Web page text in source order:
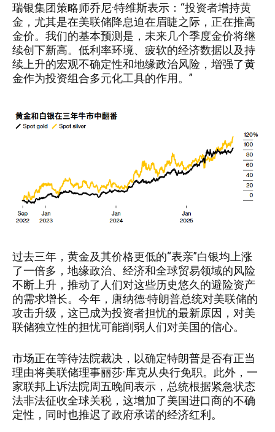
瑞银集团策略师乔尼·特维斯表示：“投资者增持黄
金，尤其是在美联储降息迫在眉睫之际，正在推高
金价。我们的基本预测是，未来几个季度金价将继
续创下新高。低利率环境、疲软的经济数据以及持
续上升的宏观不确定性和地缘政治风险，增强了黄
金作为投资组合多元化工具的作用。”
过去三年，黄金及其价格更低的“表亲”白银均上涨
了一倍多，地缘政治、经济和全球贸易领域的风险
不断上升，推动了人们对这些历史悠久的避险资产
的需求增长。今年，唐纳德·特朗普总统对美联储的
攻击升级，这已成为投资者担忧的最新原因，对美
联储独立性的担忧可能削弱人们对美国的信心。
市场正在等待法院裁决，以确定特朗普是否有正当
理由将美联储理事丽莎·库克从央行免职。此外，一
家联邦上诉法院周五晚间表示，总统根据紧急状态
法非法征收全球关税，这增加了美国进口商的不确
定性，同时也推迟了政府承诺的经济红利。